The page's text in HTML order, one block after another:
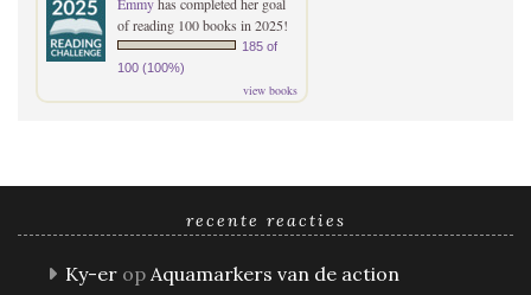
of reading 100 books in 2025!
185 of
100 (100%)
view books
recente reacties
Ky-er op Aquamarkers van de action